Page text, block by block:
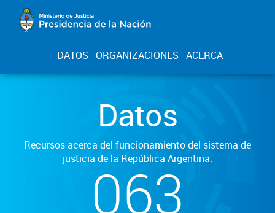
DATOS ORGANIZACIONES ACERCA
Datos
Recursos acerca del funcionamiento del sistema de
justicia de la República Argentina.
063